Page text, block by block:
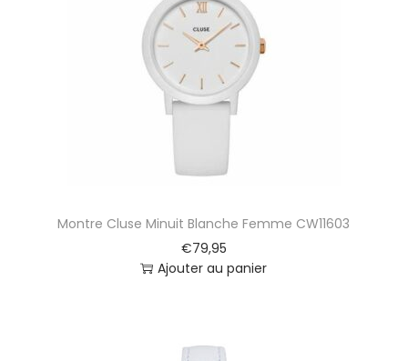
t
i
o
n
Montre Cluse Minuit Blanche Femme CW11603
€79,95
Ajouter au panier